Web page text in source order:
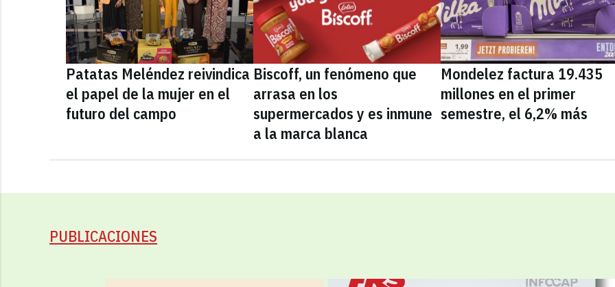
Patatas Meléndez reivindica
el papel de la mujer en el
futuro del campo
Biscoff, un fenómeno que
arrasa en los
supermercados y es inmune
a la marca blanca
Mondelez factura 19.435
millones en el primer
semestre, el 6,2% más
PUBLICACIONES